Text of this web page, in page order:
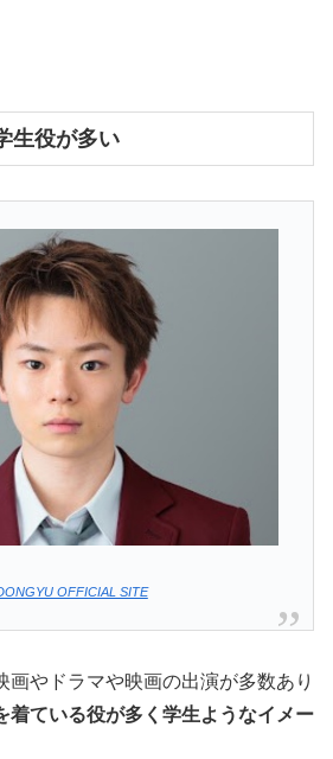
生役が多い
OFFICIAL SITE
画やドラマや映画の出演が多数あり
着ている役が多く学生ようなイメー